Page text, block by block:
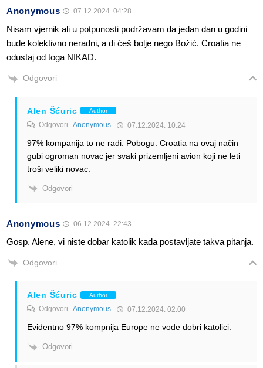
Anonymous 07.12.2024. 04:28
Nisam vjernik ali u potpunosti podržavam da jedan dan u godini
bude kolektivno neradni, a di ćeš bolje nego Božić. Croatia ne
odustaj od toga NIKAD.
Odgovori
Alen Šćuric Author
Odgovori Anonymous 07.12.2024. 10:24
97% kompanija to ne radi. Pobogu. Croatia na ovaj način
gubi ogroman novac jer svaki prizemljeni avion koji ne leti
troši veliki novac.
Odgovori
Anonymous 06.12.2024. 22:43
Gosp. Alene, vi niste dobar katolik kada postavljate takva pitanja.
Odgovori
Alen Šćuric Author
Odgovori Anonymous 07.12.2024. 02:00
Evidentno 97% kompnija Europe ne vode dobri katolici.
Odgovori